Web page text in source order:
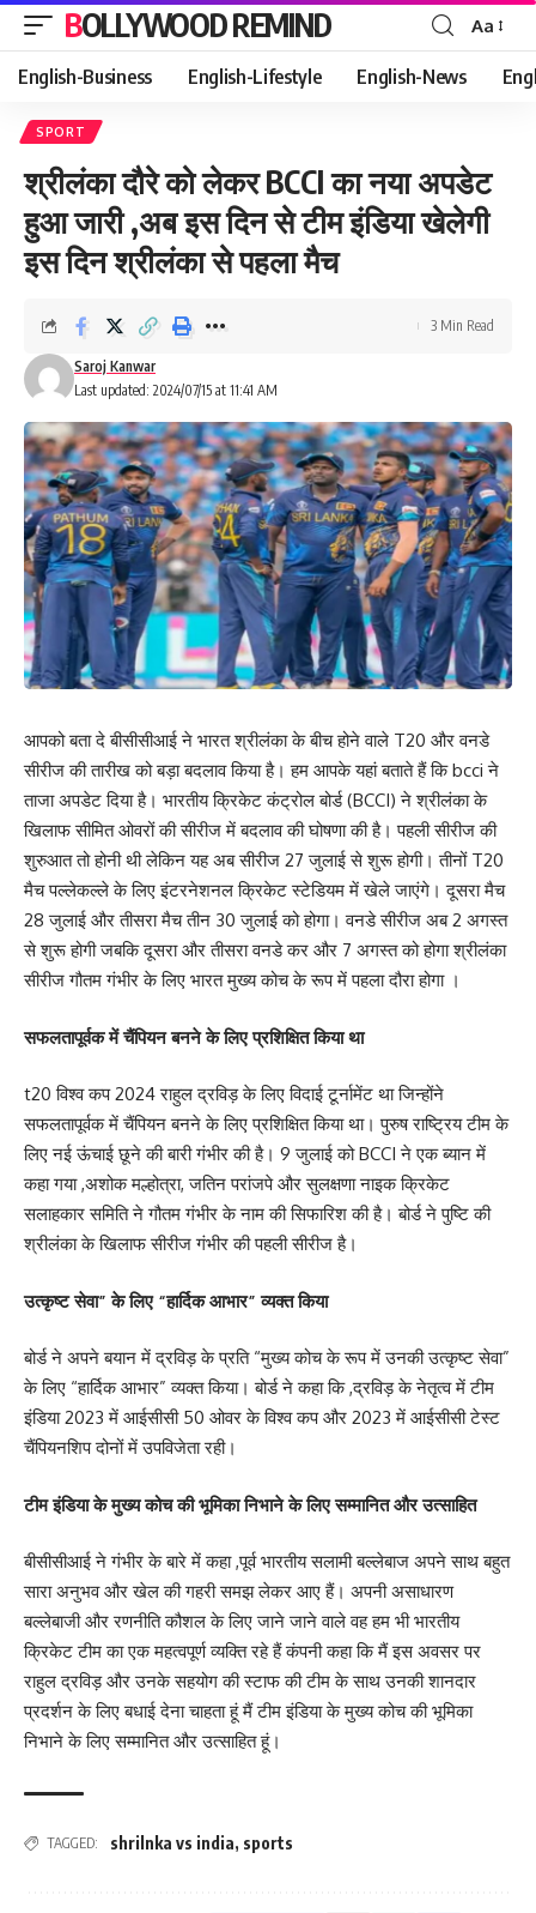
BOLLYWOOD REMIND
Font
Resizer
Aa
English-Business English-Lifestyle English-News
SPORT
श्रीलंका दौरे को लेकर BCCI का नया अपडेट
हुआ जारी ,अब इस दिन से टीम इंडिया खेलेगी
इस दिन श्रीलंका से पहला मैच
Last updated: 2024/07/15 at 11:41 AM
Saroj Kanwar
3 Min Read
आपको बता दे बीसीसीआई ने भारत श्रीलंका के बीच होने वाले T20 और वनडे
सीरीज की तारीख को बड़ा बदलाव किया है। हम आपके यहां बताते हैं कि bcci ने
ताजा अपडेट दिया है। भारतीय क्रिकेट कंट्रोल बोर्ड (BCCI) ने श्रीलंका के
खिलाफ सीमित ओवरों की सीरीज में बदलाव की घोषणा की है। पहली सीरीज की
शुरुआत तो होनी थी लेकिन यह अब सीरीज 27 जुलाई से शुरू होगी। तीनों T20
मैच पल्लेकल्ले के लिए इंटरनेशनल क्रिकेट स्टेडियम में खेले जाएंगे। दूसरा मैच
28 जुलाई और तीसरा मैच तीन 30 जुलाई को होगा। वनडे सीरीज अब 2 अगस्त
से शुरू होगी जबकि दूसरा और तीसरा वनडे कर और 7 अगस्त को होगा श्रीलंका
सीरीज गौतम गंभीर के लिए भारत मुख्य कोच के रूप में पहला दौरा होगा ।
सफलतापूर्वक में चैंपियन बनने के लिए प्रशिक्षित किया था
t20 विश्व कप 2024 राहुल द्रविड़ के लिए विदाई टूर्नामेंट था जिन्होंने
सफलतापूर्वक में चैंपियन बनने के लिए प्रशिक्षित किया था। पुरुष राष्ट्रिय टीम के
लिए नई ऊंचाई छूने की बारी गंभीर की है। 9 जुलाई को BCCI ने एक ब्यान में
कहा गया ,अशोक मल्होत्रा, जतिन परांजपे और सुलक्षणा नाइक क्रिकेट
सलाहकार समिति ने गौतम गंभीर के नाम की सिफारिश की है। बोर्ड ने पुष्टि की
श्रीलंका के खिलाफ सीरीज गंभीर की पहली सीरीज है।
उत्कृष्ट सेवा” के लिए “हार्दिक आभार” व्यक्त किया
बोर्ड ने अपने बयान में द्रविड़ के प्रति “मुख्य कोच के रूप में उनकी उत्कृष्ट सेवा”
के लिए “हार्दिक आभार” व्यक्त किया। बोर्ड ने कहा कि ,द्रविड़ के नेतृत्व में टीम
इंडिया 2023 में आईसीसी 50 ओवर के विश्व कप और 2023 में आईसीसी टेस्ट
चैंपियनशिप दोनों में उपविजेता रही।
टीम इंडिया के मुख्य कोच की भूमिका निभाने के लिए सम्मानित और उत्साहित
बीसीसीआई ने गंभीर के बारे में कहा ,पूर्व भारतीय सलामी बल्लेबाज अपने साथ बहुत
सारा अनुभव और खेल की गहरी समझ लेकर आए हैं। अपनी असाधारण
बल्लेबाजी और रणनीति कौशल के लिए जाने जाने वाले वह हम भी भारतीय
क्रिकेट टीम का एक महत्वपूर्ण व्यक्ति रहे हैं कंपनी कहा कि मैं इस अवसर पर
राहुल द्रविड़ और उनके सहयोग की स्टाफ की टीम के साथ उनकी शानदार
प्रदर्शन के लिए बधाई देना चाहता हूं मैं टीम इंडिया के मुख्य कोच की भूमिका
निभाने के लिए सम्मानित और उत्साहित हूं।
TAGGED: shrilnka vs india, sports